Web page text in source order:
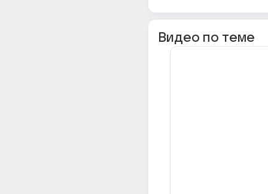
Видео по теме